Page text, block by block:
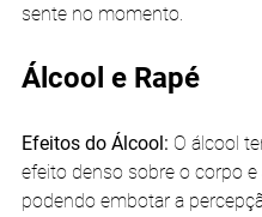
sente no momento.
Álcool e Rapé
Efeitos do Álcool: O álcool
efeito denso sobre o corpo e
podendo embotar a